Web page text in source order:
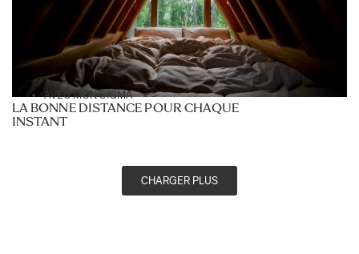
AVEC MON SIGMA
LA BONNE DISTANCE POUR CHAQUE
INSTANT
CHARGER PLUS